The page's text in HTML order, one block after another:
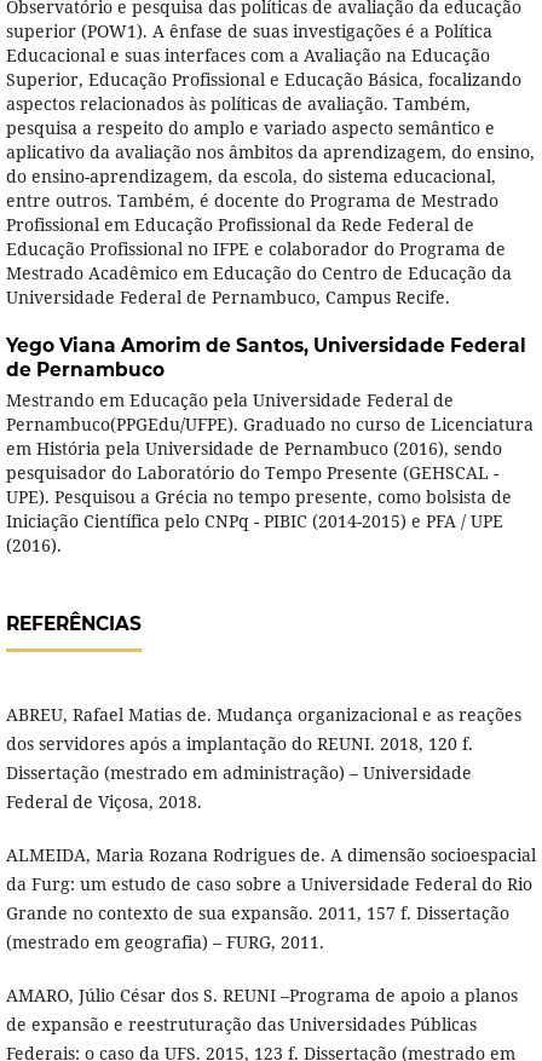
Observatório e pesquisa das políticas de avaliação da educação
superior (POW1). A ênfase de suas investigações é a Política
Educacional e suas interfaces com a Avaliação na Educação
Superior, Educação Profissional e Educação Básica, focalizando
aspectos relacionados às políticas de avaliação. Também,
pesquisa a respeito do amplo e variado aspecto semântico e
aplicativo da avaliação nos âmbitos da aprendizagem, do ensino,
do ensino-aprendizagem, da escola, do sistema educacional,
entre outros. Também, é docente do Programa de Mestrado
Profissional em Educação Profissional da Rede Federal de
Educação Profissional no IFPE e colaborador do Programa de
Mestrado Acadêmico em Educação do Centro de Educação da
Universidade Federal de Pernambuco, Campus Recife.
Yego Viana Amorim de Santos, Universidade Federal
de Pernambuco
Mestrando em Educação pela Universidade Federal de
Pernambuco(PPGEdu/UFPE). Graduado no curso de Licenciatura
em História pela Universidade de Pernambuco (2016), sendo
pesquisador do Laboratório do Tempo Presente (GEHSCAL -
UPE). Pesquisou a Grécia no tempo presente, como bolsista de
Iniciação Científica pelo CNPq - PIBIC (2014-2015) e PFA / UPE
(2016).
REFERÊNCIAS
ABREU, Rafael Matias de. Mudança organizacional e as reações
dos servidores após a implantação do REUNI. 2018, 120 f.
Dissertação (mestrado em administração) – Universidade
Federal de Viçosa, 2018.
ALMEIDA, Maria Rozana Rodrigues de. A dimensão socioespacial
da Furg: um estudo de caso sobre a Universidade Federal do Rio
Grande no contexto de sua expansão. 2011, 157 f. Dissertação
(mestrado em geografia) – FURG, 2011.
AMARO, Júlio César dos S. REUNI –Programa de apoio a planos
de expansão e reestruturação das Universidades Públicas
Federais: o caso da UFS. 2015, 123 f. Dissertação (mestrado em